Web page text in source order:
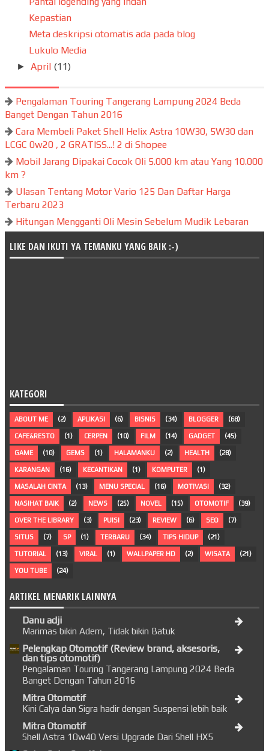
Kepastian
Meta deskripsi otomatis ada pada blog
Lukulo Media
►April (11)
Pengalaman Touring Tangerang Lampung 2024 Beda
Banget Dengan Tahun 2016
Cara Membeli Paket Shell Helix Astra 10W30, 5W30 dan
LCGC 0w20 , 2 GRATISS...! 2 di Shopee
Mobil Jarang Dipakai Cocok Oli 5.000 km atau Yang 10.000
km ?
Ulasan Tentang Motor Vario 125 Dan Daftar Harga
Terbaru 2023
Hitungan Mengganti Oli Mesin Sebelum Mudik Lebaran
LIKE DAN IKUTI YA TEMANKU YANG BAIK :-)
KATEGORI
ABOUT ME (2) APLIKASI (6) BISNIS (34) BLOGGER (68)
CAFE&RESTO (1) CERPEN (10) FILM (14) GADGET (45)
GAME (10) GEMS (1) HALAMANKU (2) HEALTH (28)
KARANGAN (16) KECANTIKAN (1) KOMPUTER (1)
MASALAH CINTA (13) MENU SPECIAL (16) MOTIVASI (32)
NASIHAT BAIK (2) NEWS (25) NOVEL (15) OTOMOTIF (39)
OVER THE LIBRARY (3) PUISI (23) REVIEW (6) SEO (7)
SITUS (7) SP (1) TERBARU (34) TIPS HIDUP (21)
TUTORIAL (13) VIRAL (1) WALLPAPER HD (2) WISATA (21)
YOU TUBE (24)
ARTIKEL MENARIK LAINNYA
Danu adji
Marimas bikin Adem, Tidak bikin Batuk
Pelengkap Otomotif (Review brand, aksesoris,
dan tips otomotif)
Pengalaman Touring Tangerang Lampung 2024 Beda
Banget Dengan Tahun 2016
Mitra Otomotif
Kini Calya dan Sigra hadir dengan Suspensi lebih baik
Mitra Otomotif
Shell Astra 10w40 Versi Upgrade Dari Shell HX5